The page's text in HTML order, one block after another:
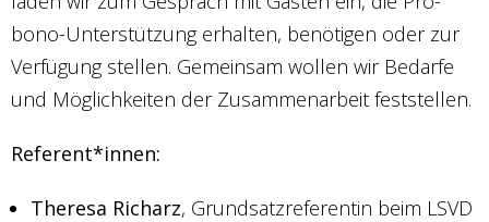
bono-Unterstützung erhalten, benötigen oder zur
Verfügung stellen. Gemeinsam wollen wir Bedarfe
und Möglichkeiten der Zusammenarbeit feststellen.
Referent*innen:
Theresa Richarz, Grundsatzreferentin beim LSVD